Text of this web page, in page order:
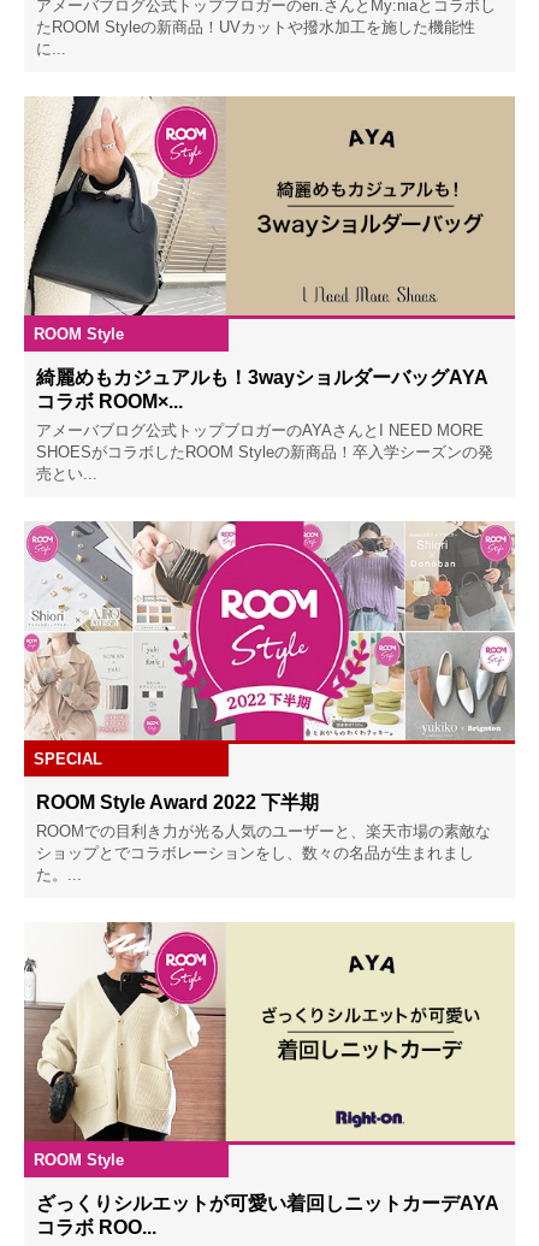
アメーバブログ公式トップブロガーのeri.さんとMy:niaとコラボし
たROOM Styleの新商品！UVカットや撥水加工を施した機能性
に...
ROOM Style
綺麗めもカジュアルも！3wayショルダーバッグAYA
コラボ ROOM×...
アメーバブログ公式トップブロガーのAYAさんとI NEED MORE
SHOESがコラボしたROOM Styleの新商品！卒入学シーズンの発
売とい...
SPECIAL
ROOM Style Award 2022 下半期
ROOMでの目利き力が光る人気のユーザーと、楽天市場の素敵な
ショップとでコラボレーションをし、数々の名品が生まれまし
た。...
ROOM Style
ざっくりシルエットが可愛い着回しニットカーデAYA
コラボ ROO...